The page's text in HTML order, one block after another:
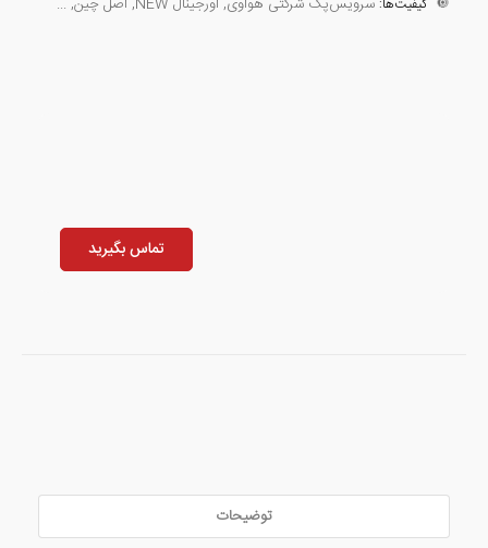
تماس بگیرید
توضیحات